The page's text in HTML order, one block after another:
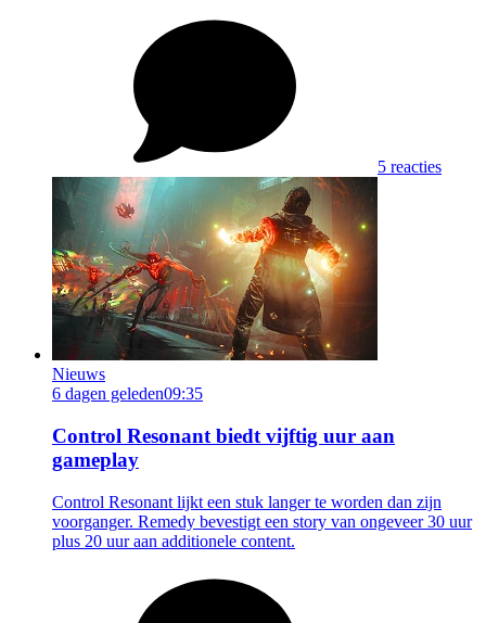
5 reacties
Nieuws
6 dagen geleden09:35
Control Resonant biedt vijftig uur aan
gameplay
Control Resonant lijkt een stuk langer te worden dan zijn
voorganger. Remedy bevestigt een story van ongeveer 30 uur
plus 20 uur aan additionele content.